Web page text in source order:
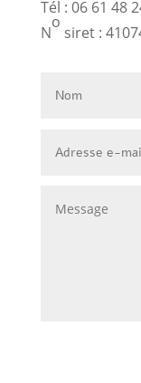
Tél : 06 61 48
N
o
siret :